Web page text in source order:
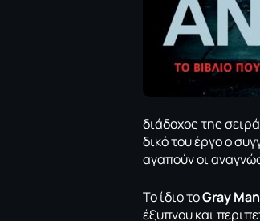
διάδοχος της
δικό του έργο ο
αγαπούν οι
Το ίδιο τοGray Man
έξυπνου και